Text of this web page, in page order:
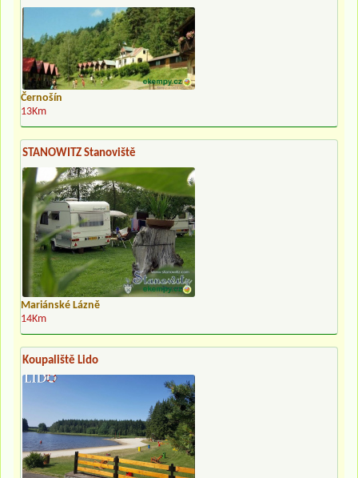
Černošín
13Km
STANOWITZ Stanoviště
Mariánské Lázně
14Km
Koupaliště Lido